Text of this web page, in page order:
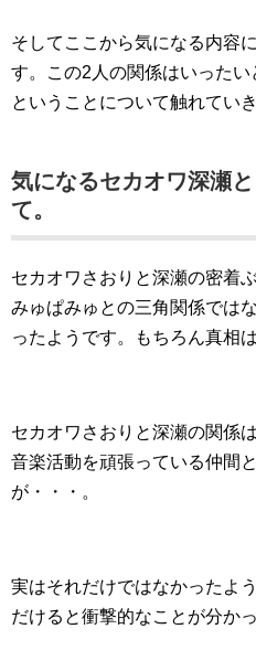
そしてここから気になる内容
す。この2人の関係はいった
ということについて触れていき
気になるセカオワ深瀬
て。
セカオワさおりと深瀬の密着
みゅぱみゅとの三角関係では
ったようです。もちろん真相
セカオワさおりと深瀬の関係
音楽活動を頑張っている仲間
が・・・。
実はそれだけではなかったよ
だけると衝撃的なことが分か